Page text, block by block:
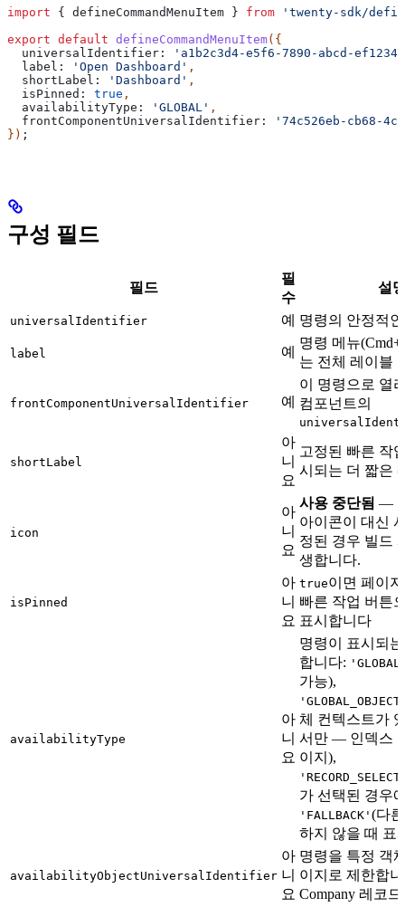
import { defineCommandMenuItem } from 'twenty-sdk/
export default defineCommandMenuItem({
  universalIdentifier:
'a1b2c3d4-e5f6-7890-abcd-
  label:
'Open Dashboard' ,
  shortLabel:
'Dashboard' ,
  isPinned:
true ,
  availabilityType:
'GLOBAL' ,
  frontComponentUniversalIdentifier:
'74c526eb-cb68-
}) ;
구성 필드
필드
필
수
설
universalIdentifier 예 명령의 안정적
label 예
명령 메뉴
는 전체 레이블
frontComponentUniversalIdentifier 예
이 명령으로 열
컴포넌트의
shortLabel
아
니
요
고정된 빠른 작
시되는 더 짧은
icon
아
니
요
사용 중단됨 —
아이콘이 대신
정된 경우 빌드
생합니다.
isPinned
아
니
요
true이면 페이
빠른 작업 버튼
표시합니다
availabilityType
아
니
요
명령이 표시되
합니다:
가능),
체 컨텍스트가
서만 — 인덱스
이지),
가 선택된 경우
'FALLBACK' (다
하지 않을 때 표
availabilityObjectUniversalIdentifier
아
니
요
명령을 특정 객
이지로 제한합
Company 레코